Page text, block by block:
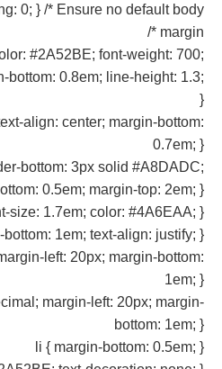
0; } /* Ensure no default body
margin */
#2A52BE; font-weight: 700;
bottom: 0.8em; line-height: 1.3;
}
align: center; margin-bottom:
0.7em; }
bottom: 3px solid #A8DADC;
0.5em; margin-top: 2em; }
size: 1.7em; color: #4A6EAA; }
bottom: 1em; text-align: justify; }
left: 20px; margin-bottom:
1em; }
margin-left: 20px; margin-
bottom: 1em; }
li { margin-bottom: 0.5em; }